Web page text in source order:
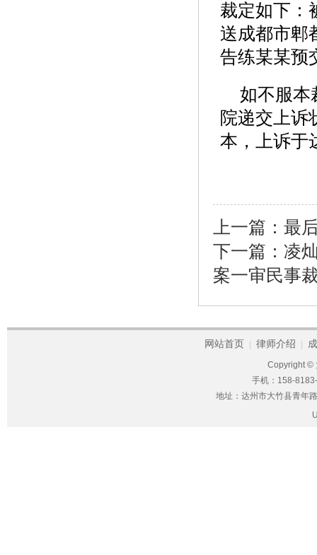
裁定如下：
送成都市郫
告练某某预
如不服本
院递交上诉
本，上诉于
上一篇： 最
下一篇： 凌
案一审民事
网站首页 律师介绍
Copyright ©
手机：158-
地址：达州市大竹县青年